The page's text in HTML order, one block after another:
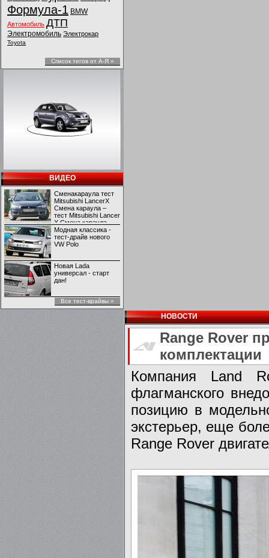
Формула-1 BMW
Автомобиль ДТП
Электромобиль Электрокар
Toyota
Список тегов от А-Я »
ВИДЕО
Сменакараула тест
Mitsubishi LancerX
Смена караула –
тест Mitsubishi Lancer
X Смена караула –
тест Mitsubishi Lancer
X
Модная классика -
тест-драйв нового
VW Polo
Новая Lada
универсал - старт
дан!
Все тест-врайвы »
НОВОСТИ
Range Rover
комплектации
Компания Land
флагманского
позицию в
экстерьер, еще
Range Rover